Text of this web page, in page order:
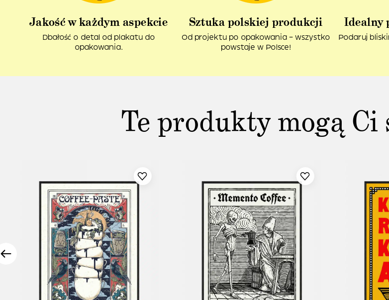
Jakość w każdym aspekcie
Dbałość o detal od plakatu do
opakowania.
Sztuka polskiej produkcji
Od projektu po opakowania – wszystko
powstaje w Polsce!
Idealny
Podaruj
Te produkty mogą Ci